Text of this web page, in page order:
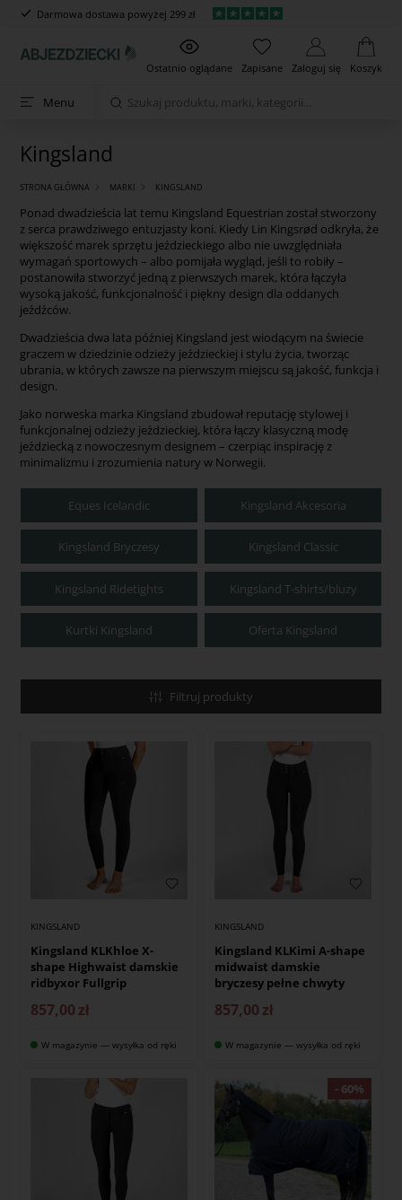
Darmowa dostawa powyżej 299 zł
Ostatnio oglądane Zapisane Zaloguj się Koszyk
Menu
Kingsland
STRONA GŁÓWNA MARKI KINGSLAND
Ponad dwadzieścia lat temu Kingsland Equestrian został stworzony
z serca prawdziwego entuzjasty koni. Kiedy Lin Kingsrød odkryła, że
większość marek sprzętu jeździeckiego albo nie uwzględniała
wymagań sportowych – albo pomijała wygląd, jeśli to robiły –
postanowiła stworzyć jedną z pierwszych marek, która łączyła
wysoką jakość, funkcjonalność i piękny design dla oddanych
jeźdźców.
Dwadzieścia dwa lata później Kingsland jest wiodącym na świecie
graczem w dziedzinie odzieży jeździeckiej i stylu życia, tworząc
ubrania, w których zawsze na pierwszym miejscu są jakość, funkcja i
design.
Jako norweska marka Kingsland zbudował reputację stylowej i
funkcjonalnej odzieży jeździeckiej, która łączy klasyczną modę
jeździecką z nowoczesnym designem – czerpiąc inspirację z
minimalizmu i zrozumienia natury w Norwegii.
Eques Icelandic Kingsland Akcesoria
Kingsland Bryczesy Kingsland Classic
Kingsland Ridetights Kingsland T-shirts/bluzy
Kurtki Kingsland Oferta Kingsland
Filtruj produkty
KINGSLAND
Kingsland KLKhloe X-
shape Highwaist damskie
ridbyxor Fullgrip
857,00 zł
W magazynie — wysyłka od ręki
KINGSLAND
Kingsland KLKimi A-shape
midwaist damskie
bryczesy pełne chwyty
857,00 zł
W magazynie — wysyłka od ręki